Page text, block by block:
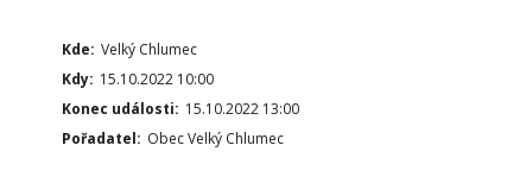
Kde: Velký Chlumec
Kdy: 15.10.2022 10:00
Konec události: 15.10.2022 13:00
Pořadatel: Obec Velký Chlumec